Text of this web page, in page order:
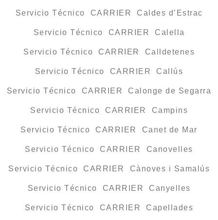
Servicio Técnico CARRIER Caldes d’Estrac
Servicio Técnico CARRIER Calella
Servicio Técnico CARRIER Calldetenes
Servicio Técnico CARRIER Callús
Servicio Técnico CARRIER Calonge de Segarra
Servicio Técnico CARRIER Campins
Servicio Técnico CARRIER Canet de Mar
Servicio Técnico CARRIER Canovelles
Servicio Técnico CARRIER Cànoves i Samalús
Servicio Técnico CARRIER Canyelles
Servicio Técnico CARRIER Capellades